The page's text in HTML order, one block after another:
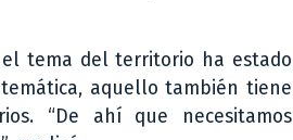
el tema del territorio ha estado
aquello también tiene
“De ahí que necesitamos